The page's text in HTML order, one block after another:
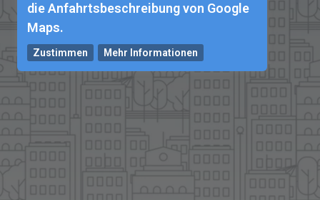
die Anfahrtsbeschreibung von Google
Maps.
Zustimmen Mehr Informationen